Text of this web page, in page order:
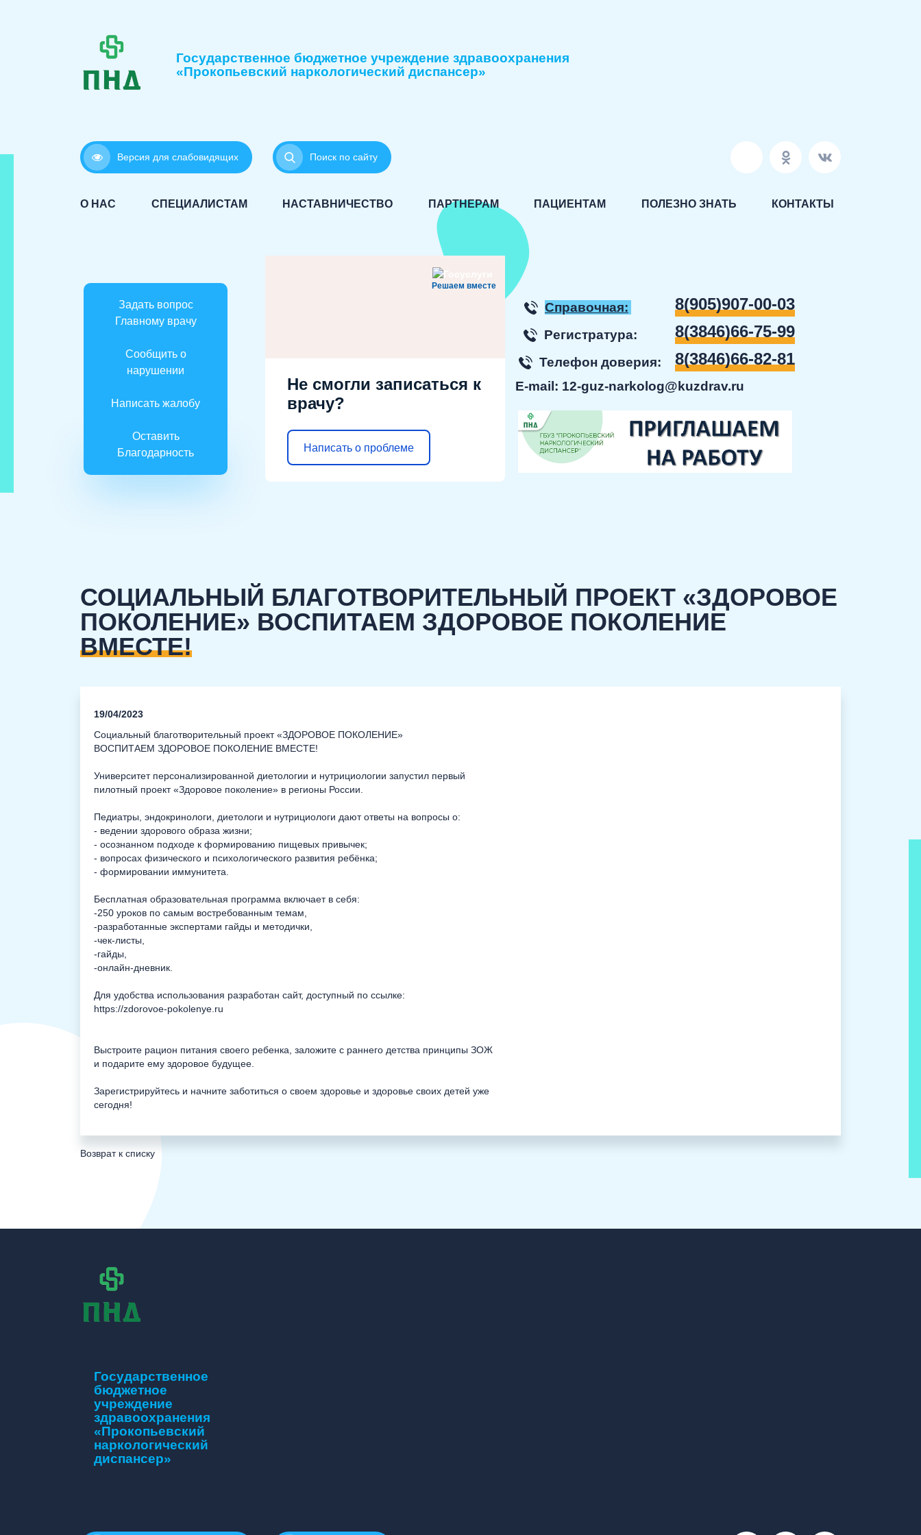
Государственное бюджетное учреждение здравоохранения
«Прокопьевский наркологический диспансер»
Версия для слабовидящих Поиск по сайту
О НАС СПЕЦИАЛИСТАМ НАСТАВНИЧЕСТВО ПАРТНЕРАМ ПАЦИЕНТАМ ПОЛЕЗНО ЗНАТЬ КОНТАКТЫ
Задать вопрос
Главному врачу
Сообщить о
нарушении
Написать жалобу
Оставить
Благодарность
Решаем вместе
Не смогли записаться к
врачу?
Написать о проблеме
Справочная: 8(905)907-00-03
Регистратура: 8(3846)66-75-99
Телефон доверия: 8(3846)66-82-81
E-mail: 12-guz-narkolog@kuzdrav.ru
СОЦИАЛЬНЫЙ БЛАГОТВОРИТЕЛЬНЫЙ ПРОЕКТ «ЗДОРОВОЕ
ПОКОЛЕНИЕ» ВОСПИТАЕМ ЗДОРОВОЕ ПОКОЛЕНИЕ
ВМЕСТЕ!
19/04/2023
Социальный благотворительный проект «ЗДОРОВОЕ ПОКОЛЕНИЕ»
ВОСПИТАЕМ ЗДОРОВОЕ ПОКОЛЕНИЕ ВМЕСТЕ!
Университет персонализированной диетологии и нутрициологии запустил первый
пилотный проект «Здоровое поколение» в регионы России.
Педиатры, эндокринологи, диетологи и нутрициологи дают ответы на вопросы о:
- ведении здорового образа жизни;
- осознанном подходе к формированию пищевых привычек;
- вопросах физического и психологического развития ребёнка;
- формировании иммунитета.
Бесплатная образовательная программа включает в себя:
-250 уроков по самым востребованным темам,
-разработанные экспертами гайды и методички,
-чек-листы,
-гайды,
-онлайн-дневник.
Для удобства использования разработан сайт, доступный по ссылке:
https://zdorovoe-pokolenye.ru
Выстроите рацион питания своего ребенка, заложите с раннего детства принципы ЗОЖ
и подарите ему здоровое будущее.
Зарегистрируйтесь и начните заботиться о своем здоровье и здоровье своих детей уже
сегодня!
Возврат к списку
Государственное
бюджетное
учреждение
здравоохранения
«Прокопьевский
наркологический
диспансер»